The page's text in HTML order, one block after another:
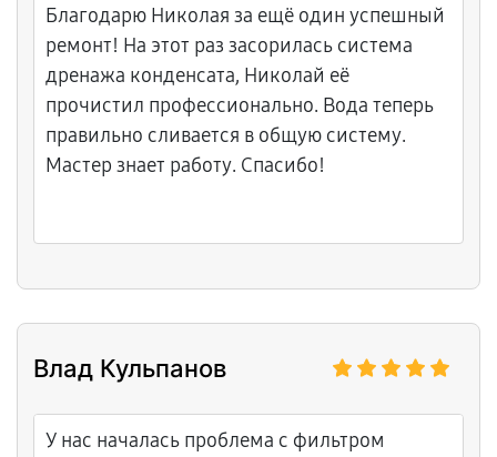
Благодарю Николая за ещё один успешный
ремонт! На этот раз засорилась система
дренажа конденсата, Николай её
прочистил профессионально. Вода теперь
правильно сливается в общую систему.
Мастер знает работу. Спасибо!
Влад Кульпанов
У нас началась проблема с фильтром